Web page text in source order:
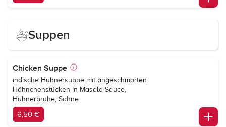
Suppen
Chicken Suppe
indische Hühnersuppe mit angeschmorten
Hähnchenstücken in Masala-Sauce,
Hühnerbrühe, Sahne
6,50 €